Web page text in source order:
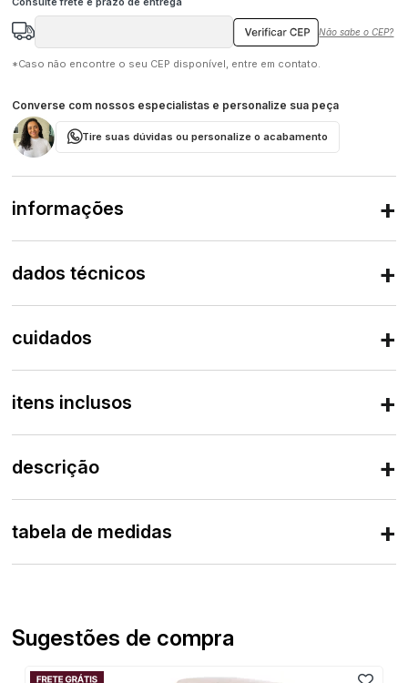
informações
dados técnicos
cuidados
itens inclusos
descrição
tabela de medidas
Não sabe o CEP?
*Caso não encontre o seu CEP disponível, entre em contato.
Converse com nossos especialistas e personalize sua peça
Tire suas dúvidas ou personalize o acabamento
Sugestões de compra